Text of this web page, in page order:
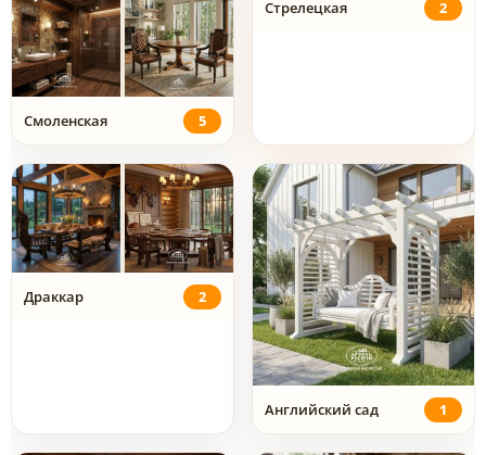
Смоленская 5
Стрелецкая 2
Драккар 2
Английский сад 1